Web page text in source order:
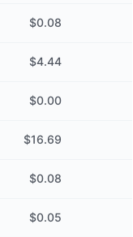
$0.08
$4.44
$0.00
$16.69
$0.08
$0.05